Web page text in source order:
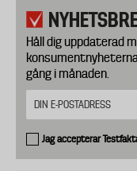
Håll dig uppdaterad
gång i månaden.
Jag accepterar